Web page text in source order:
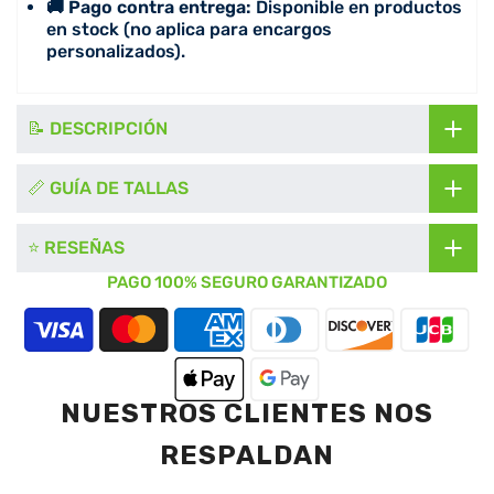
🚚 Pago contra entrega: Disponible en productos
en stock (no aplica para encargos
personalizados).
📝 DESCRIPCIÓN
📏 GUÍA DE TALLAS
⭐ RESEÑAS
PAGO 100% SEGURO GARANTIZADO
NUESTROS CLIENTES NOS
RESPALDAN